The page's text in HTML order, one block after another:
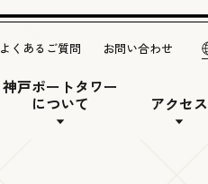
よくあるご質問 お問い合わせ
神戸ポートタワー
について アクセス